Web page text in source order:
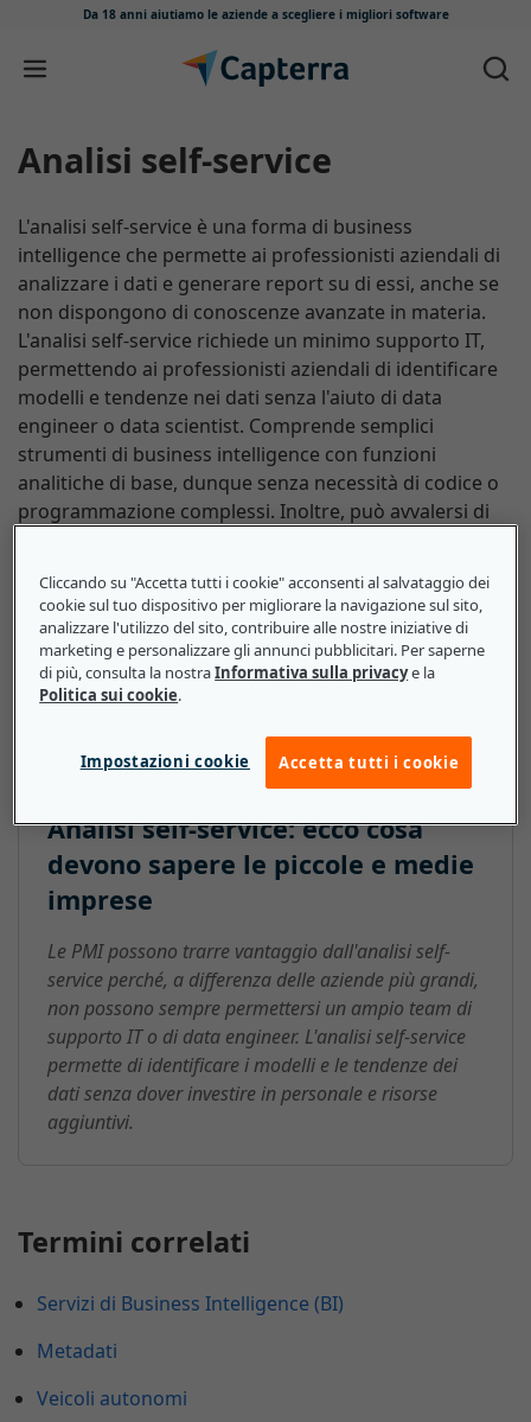
Da 18 anni aiutiamo le aziende a scegliere i migliori software
Salta e vai al contenuto
Analisi self-service
L'analisi self-service è una forma di business
intelligence che permette ai professionisti aziendali di
analizzare i dati e generare report su di essi, anche se
non dispongono di conoscenze avanzate in materia.
L'analisi self-service richiede un minimo supporto IT,
permettendo ai professionisti aziendali di identificare
modelli e tendenze nei dati senza l'aiuto di data
engineer o data scientist. Comprende semplici
strumenti di business intelligence con funzioni
analitiche di base, dunque senza necessità di codice o
programmazione complessi. Inoltre, può avvalersi di
un'organizzazione. Ad esempio, l'analisi self-service
permette al manager di un'azienda di vendita al
dettaglio di generare semplici report sulle vendite
senza dover utilizzare strumenti sofisticati e tecniche
analitiche.
Analisi self-service: ecco cosa
devono sapere le piccole e medie
imprese
Le PMI possono trarre vantaggio dall'analisi self-
service perché, a differenza delle aziende più grandi,
non possono sempre permettersi un ampio team di
supporto IT o di data engineer. L'analisi self-service
permette di identificare i modelli e le tendenze dei
dati senza dover investire in personale e risorse
aggiuntivi.
Termini correlati
Servizi di Business Intelligence (BI)
Metadati
Veicoli autonomi
Cliccando su "Accetta tutti i cookie" acconsenti al salvataggio dei
cookie sul tuo dispositivo per migliorare la navigazione sul sito,
analizzare l'utilizzo del sito, contribuire alle nostre iniziative di
marketing e personalizzare gli annunci pubblicitari. Per saperne
di più, consulta la nostraInformativa sulla privacye la
Politica sui cookie.
Impostazioni cookie Accetta tutti i cookie